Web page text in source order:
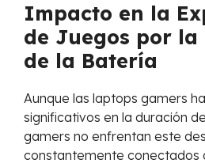
Impacto en la
de Juegos por
de la Batería
Aunque las laptops gamers
significativos en la duración
gamers no enfrentan este
constantemente conectados